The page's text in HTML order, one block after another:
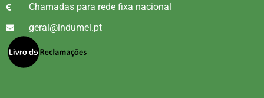
Chamadas para rede fixa nacional
geral@indumel.pt